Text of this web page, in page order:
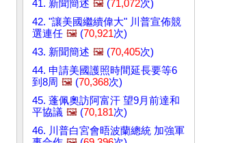
41. 新聞簡述 🖼️ (71,072次)
42. "讓美國繼續偉大" 川普宣佈競
選連任 🖼️ (70,921次)
43. 新聞簡述 🖼️ (70,405次)
44. 申請美國護照時間延長要等6
到8周 🖼️ (70,368次)
45. 蓬佩奧訪阿富汗 望9月前達和
平協議 🖼️ (70,181次)
46. 川普白宮會晤波蘭總統 加強軍